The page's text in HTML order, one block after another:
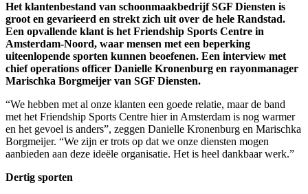
Het klantenbestand van schoonmaakbedrijf SGF Diensten is
groot en gevarieerd en strekt zich uit over de hele Randstad.
Een opvallende klant is het Friendship Sports Centre in
Amsterdam-Noord, waar mensen met een beperking
uiteenlopende sporten kunnen beoefenen. Een interview met
chief operations officer Danielle Kronenburg en rayonmanager
Marischka Borgmeijer van SGF Diensten.
“We hebben met al onze klanten een goede relatie, maar de band
met het Friendship Sports Centre hier in Amsterdam is nog warmer
en het gevoel is anders”, zeggen Danielle Kronenburg en Marischka
Borgmeijer. “We zijn er trots op dat we onze diensten mogen
aanbieden aan deze ideële organisatie. Het is heel dankbaar werk.”
Dertig sporten